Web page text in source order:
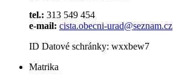
tel.: 313 549 454
e-mail: cista.obecni-urad@seznam.cz
ID Datové schránky: wxxbew7
Matrika